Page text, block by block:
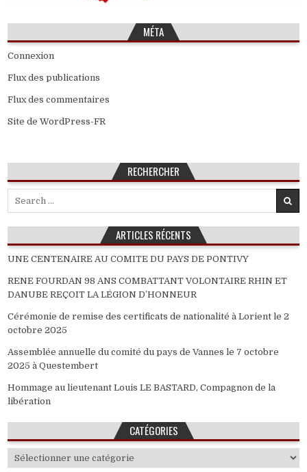
MÉTA
Connexion
Flux des publications
Flux des commentaires
Site de WordPress-FR
RECHERCHER
ARTICLES RÉCENTS
UNE CENTENAIRE AU COMITE DU PAYS DE PONTIVY
RENE FOURDAN 98 ANS COMBATTANT VOLONTAIRE RHIN ET
DANUBE REÇOIT LA LÉGION D’HONNEUR
Cérémonie de remise des certificats de nationalité à Lorient le 2
octobre 2025
Assemblée annuelle du comité du pays de Vannes le 7 octobre
2025 à Questembert
Hommage au lieutenant Louis LE BASTARD, Compagnon de la
libération
CATÉGORIES
Catégories